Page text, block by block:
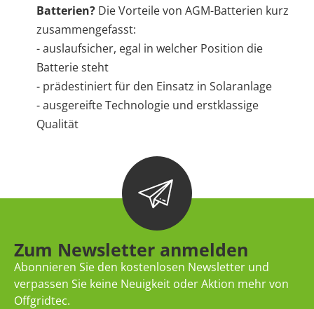
Batterien? Die Vorteile von AGM-Batterien kurz
zusammengefasst:
- auslaufsicher, egal in welcher Position die
Batterie steht
- prädestiniert für den Einsatz in Solaranlage
- ausgereifte Technologie und erstklassige
Qualität
Zum Newsletter anmelden
Abonnieren Sie den kostenlosen Newsletter und
verpassen Sie keine Neuigkeit oder Aktion mehr von
Offgridtec.